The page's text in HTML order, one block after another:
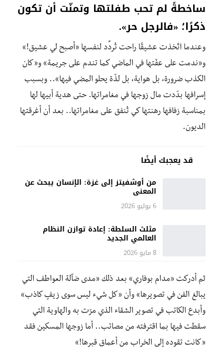
ساخطةً لم تحب طفلتها وتمنّت أن تكون
ذكرًا؛ «فالرجل حر».
وعندما اتّخذت عشيقًا راحت تُردِّد لنفسها «أصبح لي عشيق!»
و«ندمت على عفّتها في الماضي كما تندم على جريمة» و«كان
الكذب ضرورة، بل هواية، بل لذّة يحلو المضي فيها».. وبسبب
إسرافها بدّدت مال زوجها في مغامراتها. حتى هدية أبيها لها
بمناسبة زفافها رهنتها كي تُنفق على مغامراتها.. بعد أن أغرقتها
الديون.
قد يعجبك أيضًا
من أوشفيتز إلى غزة: الإنسان يبحث عن
المعنى
6 يوليو 2026
مثلث السلطة: إعادة توازن النظام
العالمي الجديد
8 مايو 2026
ثم أدركت «مدام بوفاري» بعد ذلك «مدى ضآلة العواطف التي
يبالغ الفن في تصويرها» وأن «كل شيء ليس سوى زيفٍ كاذب»
وأبدع الكاتب في تصوير الشقاء الذي مرّت به والهاوية التي
سقطت فيها بما اقترفته من مصائب.. أما زوجها المسكين فقد
«كانت تقوده إلى الخراب من أعماق قبرها!»